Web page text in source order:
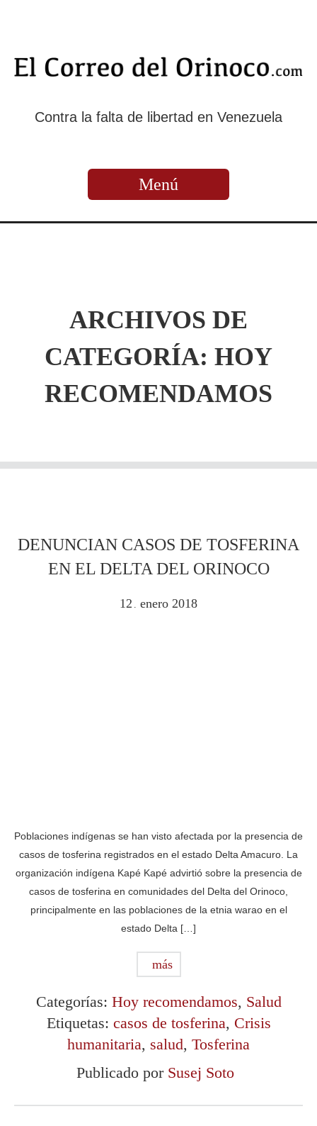
Contra la falta de libertad en Venezuela
Menú
ARCHIVOS DE
CATEGORÍA: HOY
RECOMENDAMOS
DENUNCIAN CASOS DE TOSFERINA
EN EL DELTA DEL ORINOCO
12 . enero 2018
Poblaciones indígenas se han visto afectada por la presencia de
casos de tosferina registrados en el estado Delta Amacuro. La
organización indígena Kapé Kapé advirtió sobre la presencia de
casos de tosferina en comunidades del Delta del Orinoco,
principalmente en las poblaciones de la etnia warao en el
estado Delta […]
más
Categorías: Hoy recomendamos, Salud
Etiquetas: casos de tosferina, Crisis
humanitaria, salud, Tosferina
Publicado por Susej Soto